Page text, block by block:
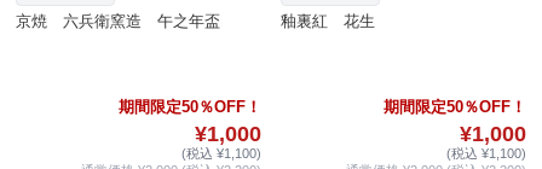
京焼 六兵衛窯造 午之年盃
期間限定50％OFF！
¥1,000
(税込 ¥1,100)
釉裏紅 花生
期間限定50％OFF！
¥1,000
(税込 ¥1,100)